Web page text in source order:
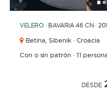
1
VELERO · BAVARIA 46 CN ·
Betina, Sibenik · Croacia
Con o sin patrón · 11
DESDE